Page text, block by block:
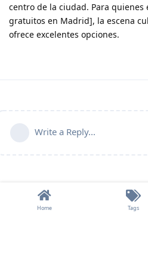
centro de la ciudad. Para quienes
gratuitos en Madrid], la escena
ofrece excelentes opciones.
Write a Reply...
Home Tags